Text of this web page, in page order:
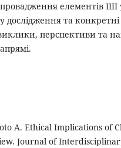
елементів ШІ
дослідження та конкретні
перспективи та
A. Ethical Implications of
Journal of